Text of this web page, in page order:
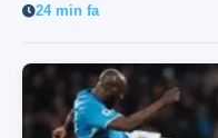
24 min fa